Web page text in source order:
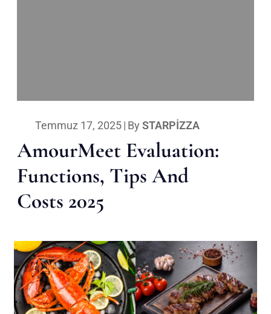
Temmuz 17, 2025| By STARPIZZA
AmourMeet Evaluation:
Functions, Tips And
Costs 2025